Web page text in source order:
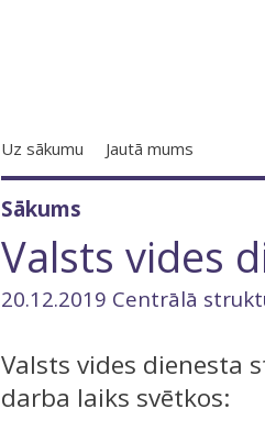
Uz sākumu Jautā mums
Sākums
Valsts vides
20.12.2019 Centrālā
Valsts vides dienesta
darba laiks svētkos: